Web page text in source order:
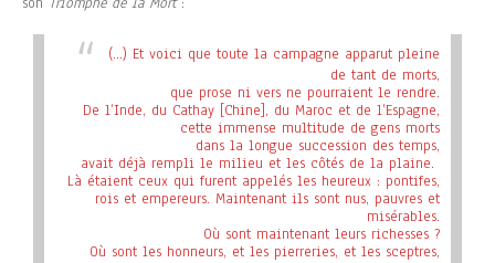
(…) Et voici que toute la campagne apparut pleine
de tant de morts,
que prose ni vers ne pourraient le rendre.
De l’Inde, du Cathay [Chine], du Maroc et de l’Espagne,
cette immense multitude de gens morts
dans la longue succession des temps,
avait déjà rempli le milieu et les côtés de la plaine.
Là étaient ceux qui furent appelés les heureux : pontifes,
rois et empereurs. Maintenant ils sont nus, pauvres et
misérables.
Où sont maintenant leurs richesses ?
Où sont les honneurs, et les pierreries, et les sceptres,